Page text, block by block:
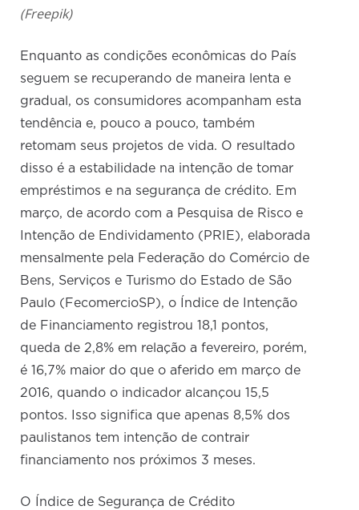
(Freepik)
Enquanto as condições econômicas do País
seguem se recuperando de maneira lenta e
gradual, os consumidores acompanham esta
tendência e, pouco a pouco, também
retomam seus projetos de vida. O resultado
disso é a estabilidade na intenção de tomar
empréstimos e na segurança de crédito. Em
março, de acordo com a Pesquisa de Risco e
Intenção de Endividamento (PRIE), elaborada
mensalmente pela Federação do Comércio de
Bens, Serviços e Turismo do Estado de São
Paulo (FecomercioSP), o Índice de Intenção
de Financiamento registrou 18,1 pontos,
queda de 2,8% em relação a fevereiro, porém,
é 16,7% maior do que o aferido em março de
2016, quando o indicador alcançou 15,5
pontos. Isso significa que apenas 8,5% dos
paulistanos tem intenção de contrair
financiamento nos próximos 3 meses.
O Índice de Segurança de Crédito